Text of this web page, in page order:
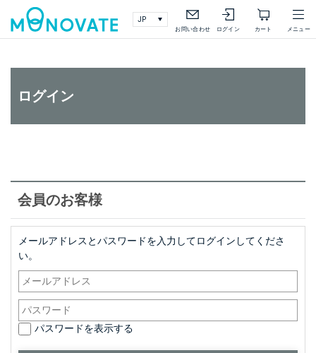
お問い合わせ ログイン カート メニュー
検索 詳細検索
ログイン
会員のお客様
メールアドレスとパスワードを入力してログインしてくださ
い。
パスワードを表示する